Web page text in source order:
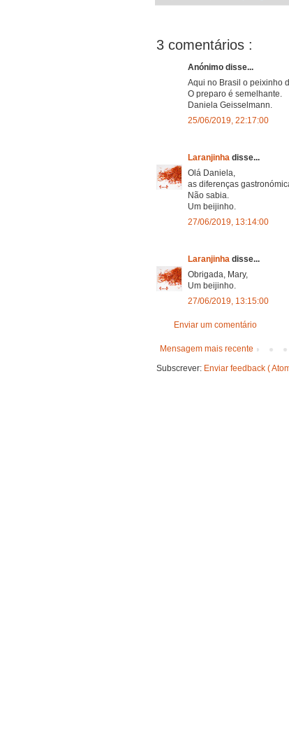
3 comentários :
Anónimo disse...
Aqui no Brasil o peixinho
O preparo é semelhante.
Daniela Geisselmann.
25/06/2019, 22:17:00
Laranjinha disse...
Olá Daniela,
as diferenças
Não sabia.
Um beijinho.
27/06/2019, 13:14:00
Laranjinha disse...
Obrigada, Mary,
Um beijinho.
27/06/2019, 13:15:00
Enviar um comentário
Mensagem mais recente
Subscrever: Enviar feedback (